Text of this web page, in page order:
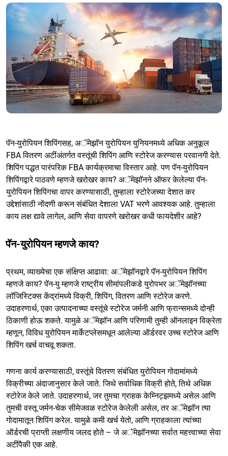
पॅन-युरोपियन शिपिंगसह, अॅमेझॉन युरोपियन युनियनमध्ये अधिक अनुकूल
FBA वितरण अटींअंतर्गत वस्तूंची शिपिंग आणि स्टोरेज करण्यास परवानगी देते.
शिपिंग पद्धत पारंपरिक FBA कार्यक्रमाचा विस्तार आहे. पण पॅन-युरोपियन
शिपिंगद्वारे पाठवणे म्हणजे खरोखर काय? अॅमेझॉनने ऑफर केलेल्या पॅन-
युरोपियन शिपिंगचा वापर करण्यासाठी, तुम्हाला स्टोरेजच्या देशात कर
उद्देशांसाठी नोंदणी करून संबंधित देशाला VAT भरणे आवश्यक आहे. तुम्हाला
काय लक्ष द्यावे लागेल, आणि सेवा वापरणे खरोखर कधी फायदेशीर आहे?
पॅन-युरोपियन म्हणजे काय?
प्रथम, व्याख्येचा एक संक्षिप्त आढावा: अॅमेझॉनद्वारे पॅन-युरोपियन शिपिंग
म्हणजे काय? पॅन-यु म्हणजे राष्ट्रीय सीमांपलीकडे युरोपभर अॅमेझॉनच्या
लॉजिस्टिक्स केंद्रांमध्ये विक्री, शिपिंग, वितरण आणि स्टोरेज करणे.
उदाहरणार्थ, एका उत्पादनाच्या वस्तूंचे स्टोरेज जर्मनी आणि फ्रान्समध्ये दोन्ही
ठिकाणी होऊ शकते. यामुळे अॅमेझॉन आणि परिणामी तुम्ही ऑनलाइन विक्रेता
म्हणून, विविध युरोपियन मार्केटप्लेसमधून आलेल्या ऑर्डरवर उच्च स्टोरेज आणि
शिपिंग खर्च वाचवू शकता.
गणना कार्य करण्यासाठी, वस्तूंचे वितरण संबंधित युरोपियन गोदामांमध्ये
विक्रीच्या अंदाजानुसार केले जाते. जिथे सर्वाधिक विक्री होते, तिथे अधिक
स्टोरेज केले जाते. उदाहरणार्थ, जर तुमचा ग्राहक केम्निट्झमध्ये असेल आणि
तुमची वस्तू जर्मन-चेक सीमेजवळ स्टोरेज केलेली असेल, तर अॅमेझॉन त्या
गोदामातून शिपिंग करेल. यामुळे कमी खर्च येतो, आणि ग्राहकाला त्यांच्या
ऑर्डरची प्राप्ती लक्षणीय जलद होते – जे अॅमेझॉनच्या सर्वात महत्त्वाच्या सेवा
अटींपैकी एक आहे.